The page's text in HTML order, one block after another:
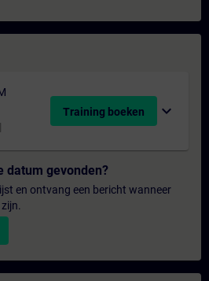
Training boeken expand_more
datum gevonden?
en ontvang een bericht wanneer